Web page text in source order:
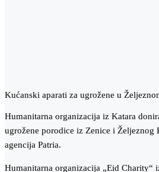
Kućanski aparati za ugrožene u
Humanitarna organizacija iz Katara
ugrožene porodice iz Zenice i Željeznog
agencija Patria.
Humanitarna organizacija „Eid Charity“